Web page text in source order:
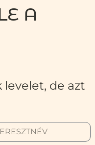
A
de azt